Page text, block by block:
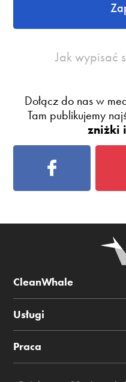
Jak wypisać
Dołącz do nas w
Tam publikujemy
zniżki
CleanWhale
Usługi
Praca